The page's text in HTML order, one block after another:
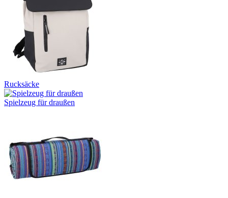
Rucksäcke
Spielzeug für draußen